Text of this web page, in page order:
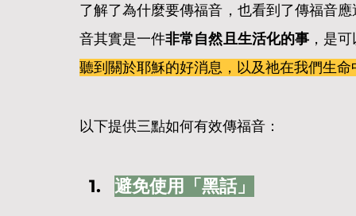
了解了為什麼要傳福音，也看到了傳福音
音其實是一件非常自然且生活化的事，是可
聽到關於耶穌的好消息，以及祂在我們生
以下提供三點如何有效傳福音：
避免使用「黑話」